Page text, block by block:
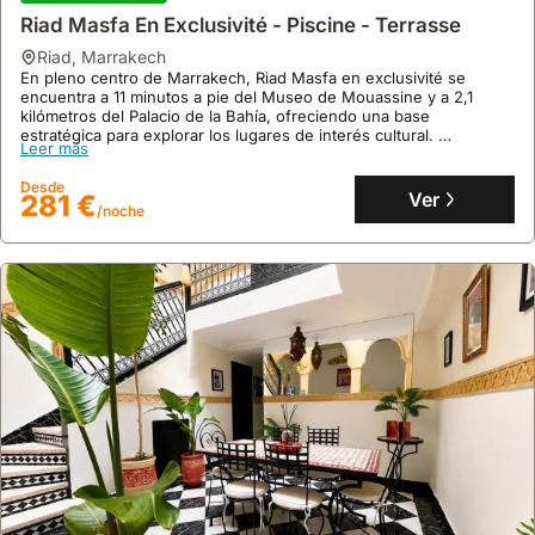
capacidad para 8 personas.
266 €/noche Ver
9.5 328 opiniones
Alquiler De Riad Exclusivamente En El Lugar
Jemma El Fna
riad,Marrakech
Riad Masfa En Exclusivité - Piscine - Terrasse
riad, Marrakech
En pleno centro de Marrakech, Riad Masfa en exclusivité se
encuentra a 11 minutos a pie del Museo de Mouassine y a 2,1
kilómetros del Palacio de la Bahía, ofreciendo una base
estratégica para explorar los lugares de interés cultural.
Esta exclusiva villa de 160 metros cuadrados cuenta con 4
dormitorios y 4 baños, piscina en la azotea con vistas panorámicas
y capacidad para 15 personas, siendo una opción perfecta para
alquileres vacacionales.
Leer más
Desde
281 €/noche Ver